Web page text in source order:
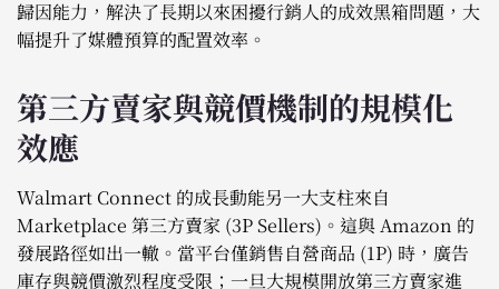
歸因能力，解決了長期以來困擾行銷人的成效黑箱問題，大
幅提升了媒體預算的配置效率。
第三方賣家與競價機制的規模化
效應
Walmart Connect 的成長動能另一大支柱來自
Marketplace 第三方賣家 (3P Sellers)。這與 Amazon 的
發展路徑如出一轍。當平台僅銷售自營商品 (1P) 時，廣告
庫存與競價激烈程度受限；一旦大規模開放第三方賣家進